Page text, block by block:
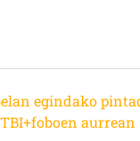
egindako
aurrean